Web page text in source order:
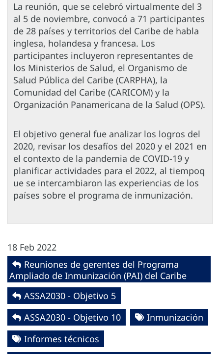
La reunión, que se celebró virtualmente del 3
al 5 de noviembre, convocó a 71 participantes
de 28 países y territorios del Caribe de habla
inglesa, holandesa y francesa. Los
participantes incluyeron representantes de
los Ministerios de Salud, el Organismo de
Salud Pública del Caribe (CARPHA), la
Comunidad del Caribe (CARICOM) y la
Organización Panamericana de la Salud (OPS).
El objetivo general fue analizar los logros del
2020, revisar los desafíos del 2020 y el 2021 en
el contexto de la pandemia de COVID-19 y
planificar actividades para el 2022, al tiempoq
ue se intercambiaron las experiencias de los
países sobre el programa de inmunización.
18 Feb 2022
Reuniones de gerentes del Programa
Ampliado de Inmunización (PAI) del Caribe
ASSA2030 - Objetivo 5
ASSA2030 - Objetivo 10
Inmunización
Informes técnicos